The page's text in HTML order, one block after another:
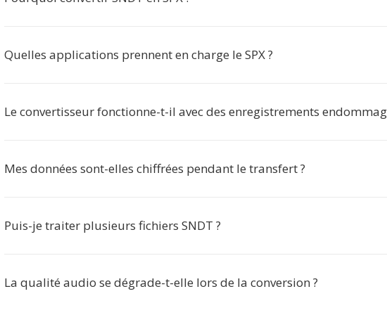
Quelles applications prennent en charge le SPX ?
Le convertisseur fonctionne-t-il avec des enregistrements
Mes données sont-elles chiffrées pendant le transfert ?
Puis-je traiter plusieurs fichiers SNDT ?
La qualité audio se dégrade-t-elle lors de la conversion ?